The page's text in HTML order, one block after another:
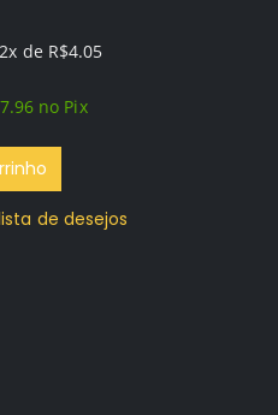
de R$4.05
no Pix
de desejos